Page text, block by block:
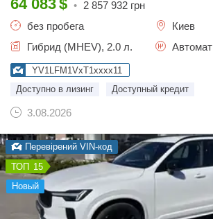
64 083$ • 2 857 932 грн
без пробега
Киев
Гибрид (MHEV), 2.0 л.
Автомат
YV1LFM1VxT1xxxx11
Доступно в лизинг
Доступный кредит
3.08.2026
Перевірений VIN-код
15
новый